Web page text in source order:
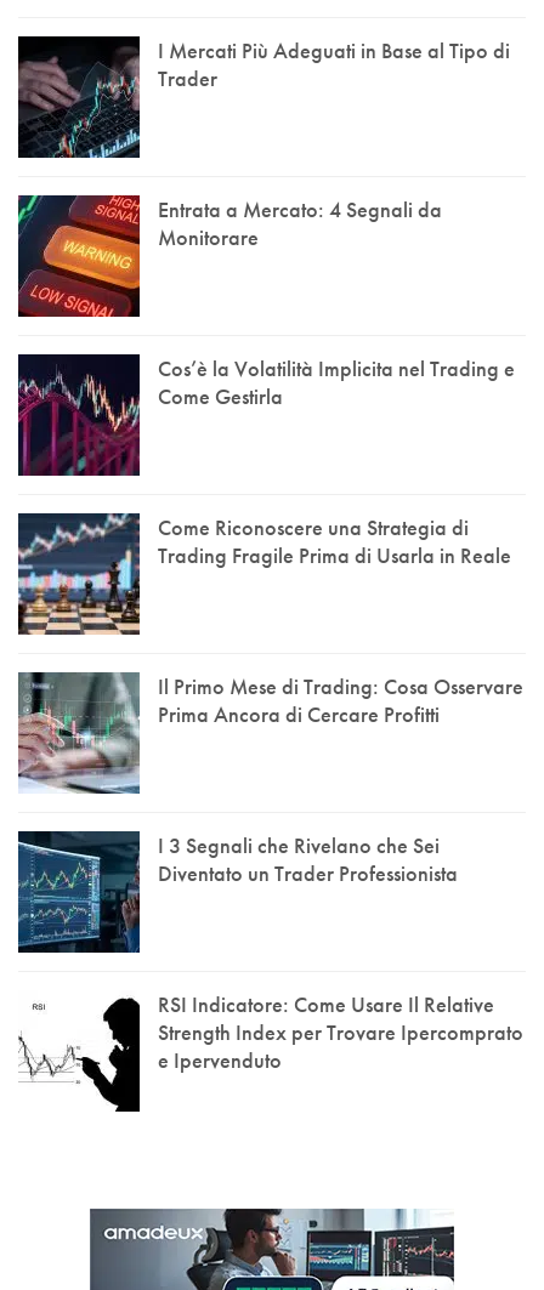
I Mercati Più Adeguati in Base al Tipo di
Trader
Entrata a Mercato: 4 Segnali da
Monitorare
Cos’è la Volatilità Implicita nel Trading e
Come Gestirla
Come Riconoscere una Strategia di
Trading Fragile Prima di Usarla in Reale
Il Primo Mese di Trading: Cosa Osservare
Prima Ancora di Cercare Profitti
I 3 Segnali che Rivelano che Sei
Diventato un Trader Professionista
RSI Indicatore: Come Usare Il Relative
Strength Index per Trovare Ipercomprato
e Ipervenduto